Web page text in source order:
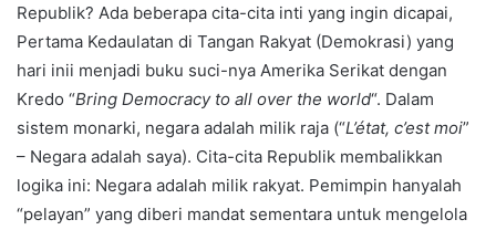
Republik? Ada beberapa cita-cita inti yang ingin dicapai,
Pertama Kedaulatan di Tangan Rakyat (Demokrasi) yang
hari inii menjadi buku suci-nya Amerika Serikat dengan
Kredo “Bring Democracy to all over the world“. Dalam
sistem monarki, negara adalah milik raja (“L’état, c’est moi”
– Negara adalah saya). Cita-cita Republik membalikkan
logika ini: Negara adalah milik rakyat. Pemimpin hanyalah
“pelayan” yang diberi mandat sementara untuk mengelola